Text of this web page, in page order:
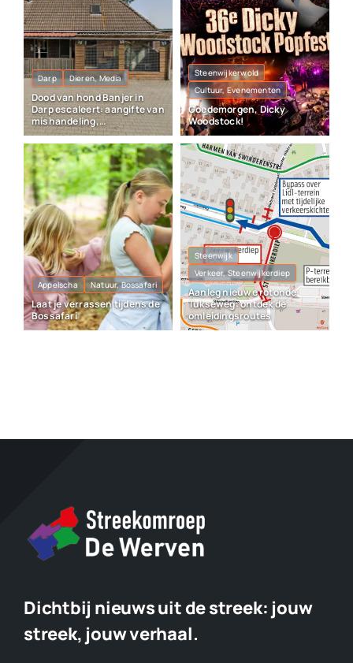
Darp Dieren, Media
Dood van hond Banjer in
Darp escaleert: aangifte van
mishandeling,
vrijheidsberoving en
vernieling
Steenwijkerwold
Cultuur, Evenementen
Goedemorgen, Dicky
Woodstock!
Appelscha Natuur, Bossafari
Laat je verrassen tijdens de
Bossafari
Steenwijk
Verkeer, Steenwijkerdiep
Aanleg nieuwe rotonde
Tukseweg: ontdek de
omleidingsroutes
Dichtbij nieuws uit de streek: jouw
streek, jouw verhaal.